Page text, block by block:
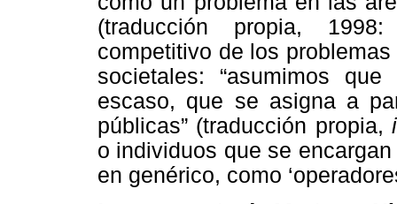
(traducción propia,
competitivo de los
societales: “asumimos
escaso, que se asigna a
públicas” (traducción propia,
o individuos que se
en genérico, como